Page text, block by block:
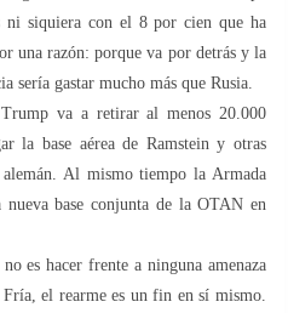
ni siquiera con el 8 por cien que ha
una razón: porque va por detrás y la
sería gastar mucho más que Rusia.
va a retirar al menos 20.000
la base aérea de Ramstein y otras
Al mismo tiempo la Armada
nueva base conjunta de la OTAN en
es hacer frente a ninguna amenaza
el rearme es un fin en sí mismo.